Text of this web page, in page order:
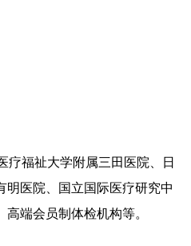
疗福祉大学附属三田医院、日
明医院、国立国际医疗研究中
端会员制体检机构等。